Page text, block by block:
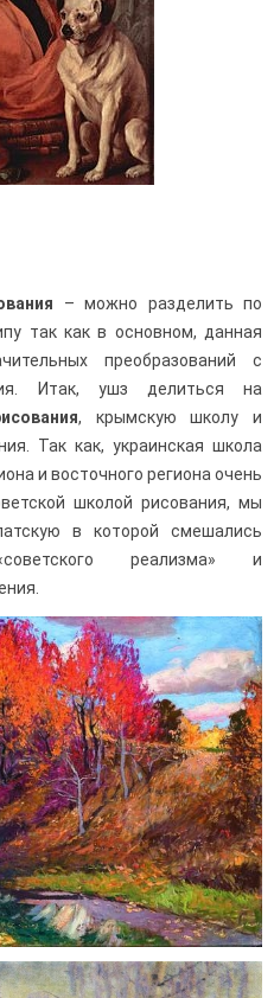
– можно разделить по
так как в основном, данная
преобразований с
Итак, ушз делиться на
, крымскую школу и
Так как, украинская школа
и восточного региона очень
школой рисования, мы
в которой смешались
реализма» и